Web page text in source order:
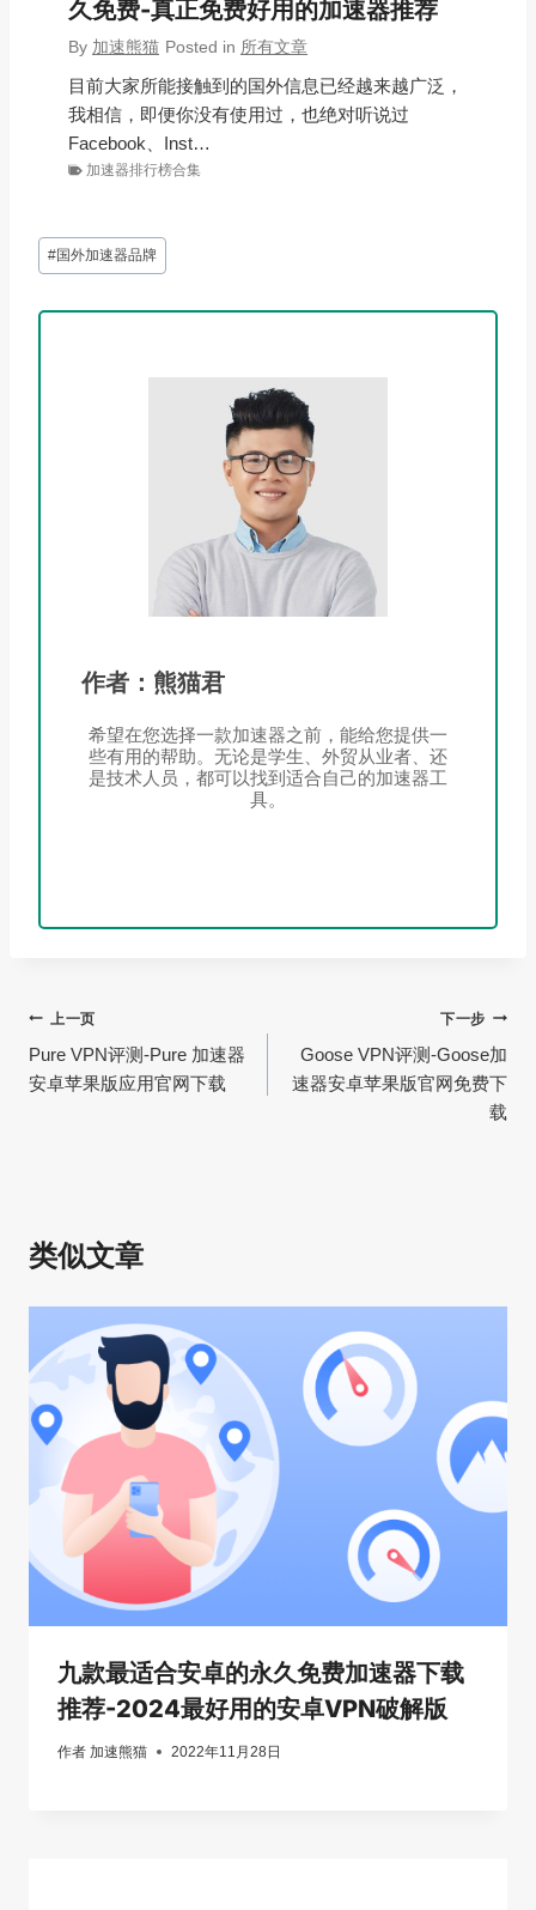
久免费-真正免费好用的加速器推荐
By 加速熊猫 Posted in 所有文章
目前大家所能接触到的国外信息已经越来越广泛，
我相信，即便你没有使用过，也绝对听说过
Facebook、Inst…
加速器排行榜合集
文
章
#国外加速器品牌
作者：熊猫君
希望在您选择一款加速器之前，能给您提供一
些有用的帮助。无论是学生、外贸从业者、还
是技术人员，都可以找到适合自己的加速器工
具。
文
章
上一页
Pure VPN评测-Pure 加速器
安卓苹果版应用官网下载
下一步
Goose VPN评测-Goose加
速器安卓苹果版官网免费下
载
类似文章
九款最适合安卓的永久免费加速器下载
推荐-2024最好用的安卓VPN破解版
作者 加速熊猫 2022年11月28日